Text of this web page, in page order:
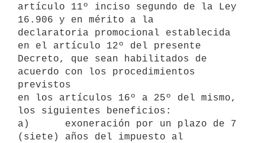
artículo 11º inciso segundo de la Ley
16.906 y en mérito a la
declaratoria promocional establecida
en el artículo 12º del presente
Decreto, que sean habilitados de
acuerdo con los procedimientos
previstos
en los artículos 16º a 25º del mismo,
los siguientes beneficios:
a)      exoneración por un plazo de 7
(siete) años del impuesto al